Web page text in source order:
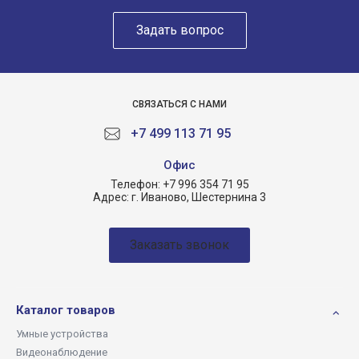
Задать вопрос
СВЯЗАТЬСЯ С НАМИ
+7 499 113 71 95
Офиc
Телефон: +7 996 354 71 95
Адрес: г. Иваново, Шестернина 3
Заказать звонок
Каталог товаров
Умные устройства
Видеонаблюдение